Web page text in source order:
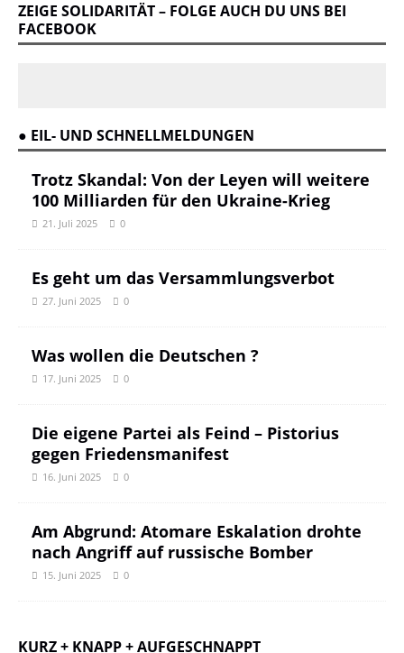
ZEIGE SOLIDARITÄT – FOLGE AUCH DU UNS BEI
FACEBOOK
● EIL- UND SCHNELLMELDUNGEN
Trotz Skandal: Von der Leyen will weitere
100 Milliarden für den Ukraine-Krieg
21. Juli 2025 0
Es geht um das Versammlungsverbot
27. Juni 2025 0
Was wollen die Deutschen ?
17. Juni 2025 0
Die eigene Partei als Feind – Pistorius
gegen Friedensmanifest
16. Juni 2025 0
Am Abgrund: Atomare Eskalation drohte
nach Angriff auf russische Bomber
15. Juni 2025 0
KURZ + KNAPP + AUFGESCHNAPPT